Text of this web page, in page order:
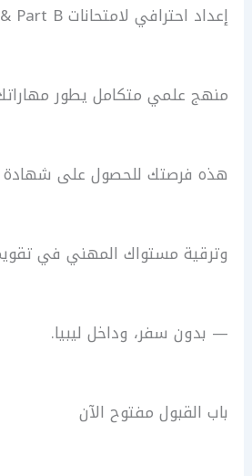
إعداد احترافي لامتحانات Part A & Part B
منهج علمي متكامل يطور مهاراتك
هذه فرصتك للحصول على شهادة
وترقية مستواك المهني في
— بدون سفر، وداخل ليبيا.
باب القبول مفتوح الآن